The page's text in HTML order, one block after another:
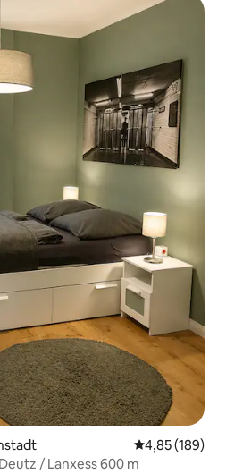
Nilai rata-rata
4,85 (189)
/ Lanxess 600 m